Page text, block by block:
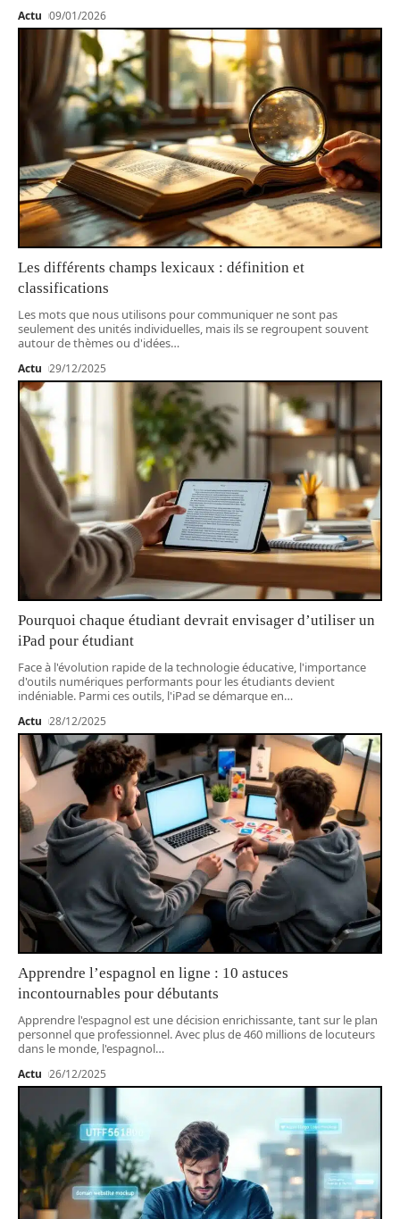
Actu 09/01/2026
Les différents champs lexicaux : définition et
classifications
Les mots que nous utilisons pour communiquer ne sont pas
seulement des unités individuelles, mais ils se regroupent souvent
autour de thèmes ou d'idées…
Actu 29/12/2025
Pourquoi chaque étudiant devrait envisager d’utiliser un
iPad pour étudiant
Face à l'évolution rapide de la technologie éducative, l'importance
d'outils numériques performants pour les étudiants devient
indéniable. Parmi ces outils, l'iPad se démarque en…
Actu 28/12/2025
Apprendre l’espagnol en ligne : 10 astuces
incontournables pour débutants
Apprendre l'espagnol est une décision enrichissante, tant sur le plan
personnel que professionnel. Avec plus de 460 millions de locuteurs
dans le monde, l'espagnol…
Actu 26/12/2025